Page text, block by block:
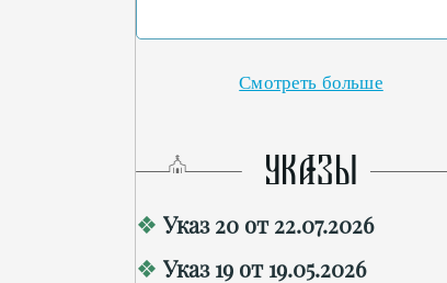
Смотреть больше
УКАЗЫ
Указ 20 от 22.07.2026
Указ 19 от 19.05.2026